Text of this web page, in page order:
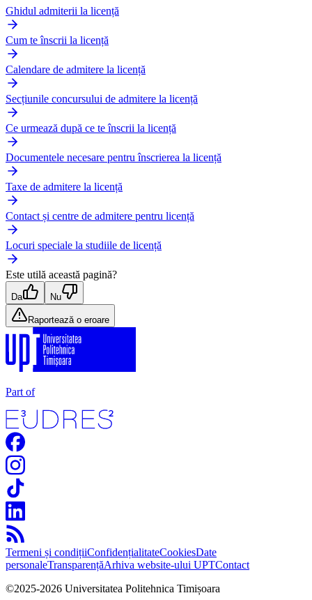
Ghidul admiterii la licență
Cum te înscrii la licență
Calendare de admitere la licență
Secțiunile concursului de admitere la licență
Ce urmează după ce te înscrii la licență
Documentele necesare pentru înscrierea la licență
Taxe de admitere la licență
Contact și centre de admitere pentru licență
Locuri speciale la studiile de licență
Este utilă această pagină?
Da Nu
Raportează o eroare
Part of
Termeni și condițiiConfidențialitateCookiesDate
personaleTransparențăArhiva website-ului UPTContact
©2025-2026 Universitatea Politehnica Timișoara